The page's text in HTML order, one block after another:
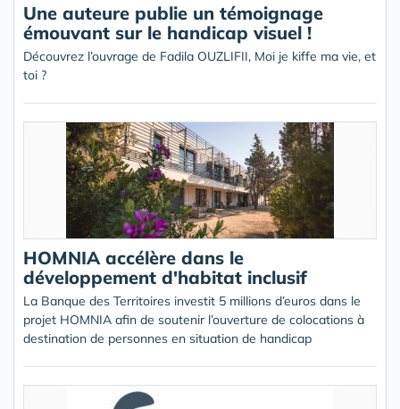
Une auteure publie un témoignage
émouvant sur le handicap visuel !
Découvrez l’ouvrage de Fadila OUZLIFII, Moi je kiffe ma vie, et
toi ?
HOMNIA accélère dans le
développement d'habitat inclusif
La Banque des Territoires investit 5 millions d’euros dans le
projet HOMNIA afin de soutenir l’ouverture de colocations à
destination de personnes en situation de handicap